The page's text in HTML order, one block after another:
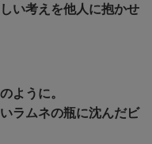
い考えを他人に抱かせ
ように。
ラムネの瓶に沈んだビ